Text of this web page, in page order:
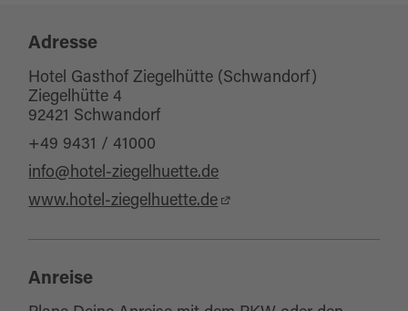
Adresse
Hotel Gasthof Ziegelhütte (Schwandorf)
Ziegelhütte 4
92421 Schwandorf
+49 9431 / 41000
info@hotel-ziegelhuette.de
www.hotel-ziegelhuette.de
Anreise